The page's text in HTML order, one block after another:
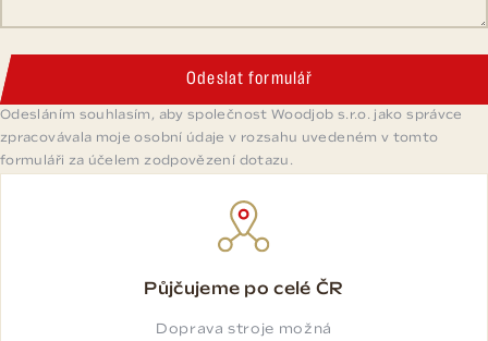
Odeslat formulář
Odesláním souhlasím, aby společnost Woodjob s.r.o. jako správce
zpracovávala moje osobní údaje v rozsahu uvedeném v tomto
formuláři za účelem zodpovězení dotazu.
Půjčujeme po celé ČR
Doprava stroje možná